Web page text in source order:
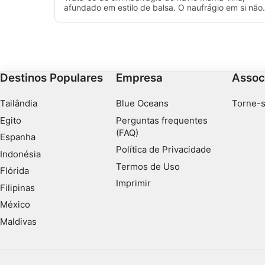
afundado em estilo de balsa. O naufrágio em si não
Destinos Populares
Tailândia
Egito
Espanha
Indonésia
Flórida
Filipinas
México
Maldivas
Empresa
Blue Oceans
Perguntas frequentes
(FAQ)
Política de Privacidade
Termos de Uso
Imprimir
Torne-